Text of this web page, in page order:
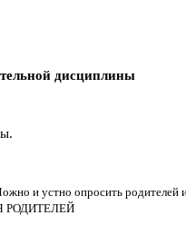
дисциплины
и устно опросить родителей
РОДИТЕЛЕЙ